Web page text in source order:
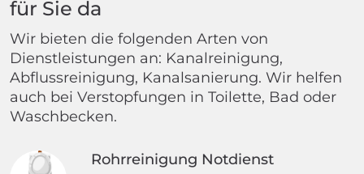
für Sie da
Wir bieten die folgenden Arten von
Dienstleistungen an: Kanalreinigung,
Abflussreinigung, Kanalsanierung. Wir helfen
auch bei Verstopfungen in Toilette, Bad oder
Waschbecken.
Rohrreinigung Notdienst